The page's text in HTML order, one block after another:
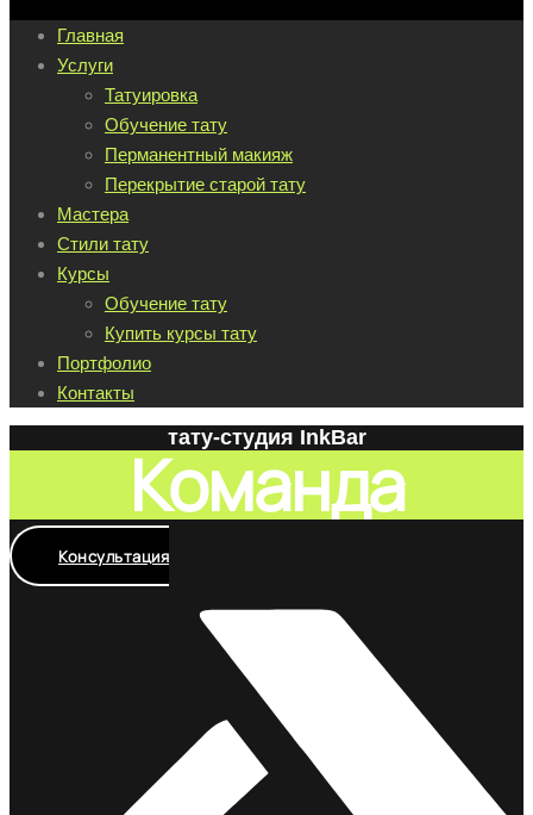
Главная
Услуги
Татуировка
Обучение тату
Перманентный макияж
Перекрытие старой тату
Мастера
Стили тату
Курсы
Обучение тату
Купить курсы тату
Портфолио
Контакты
тату-студия InkBar
Команда
Консультация